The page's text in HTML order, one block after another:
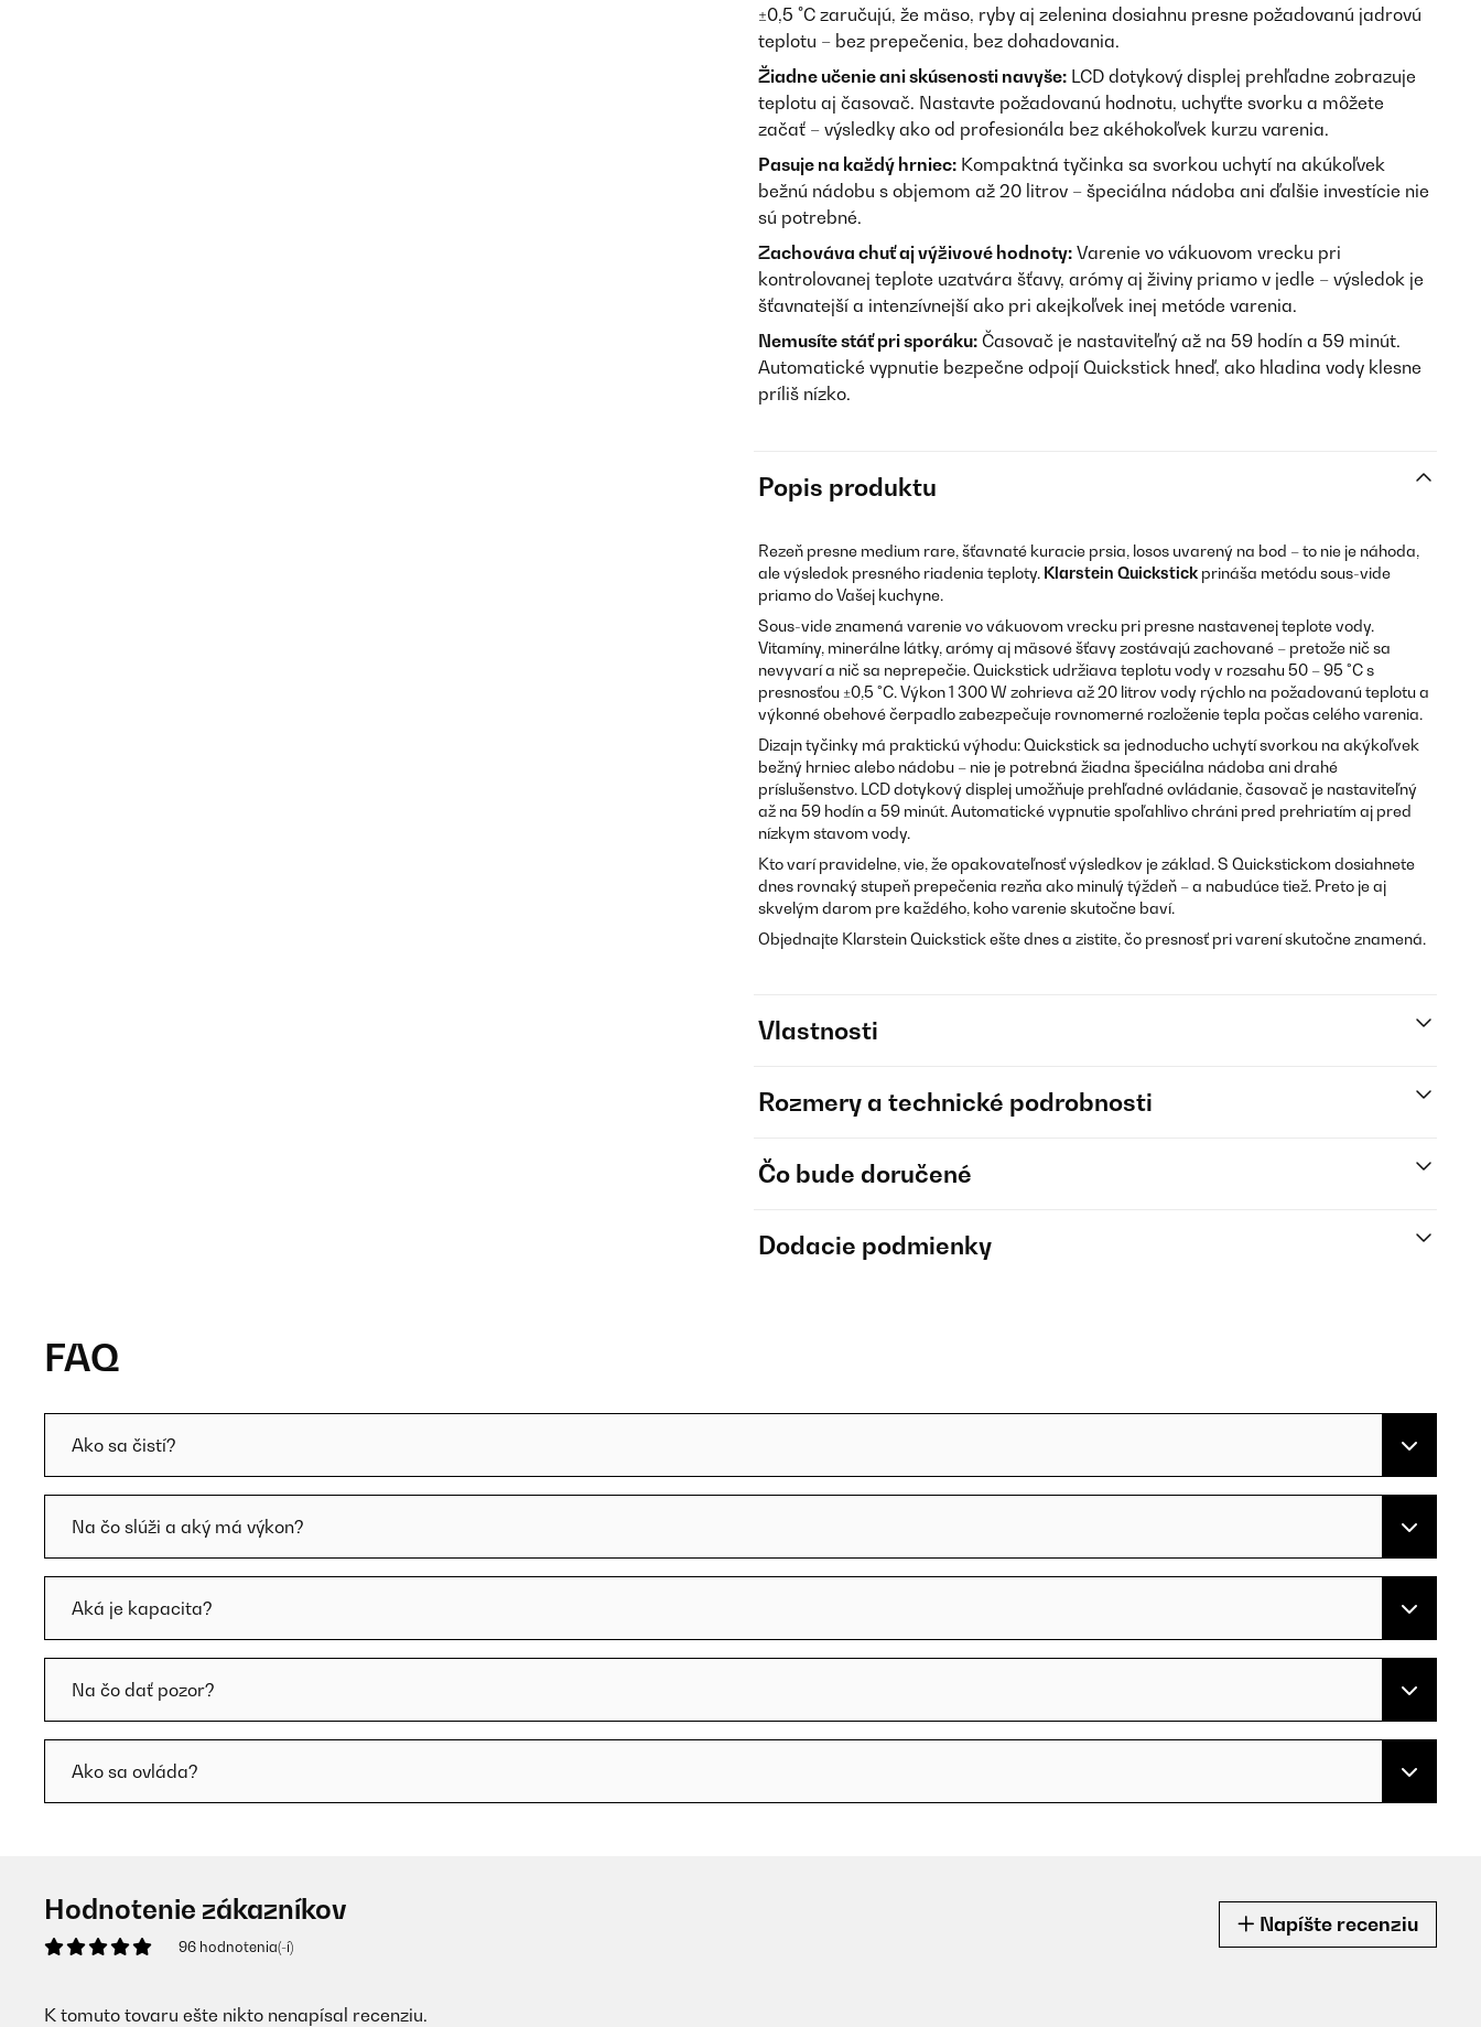
±0,5 °C zaručujú, že mäso, ryby aj zelenina dosiahnu presne požadovanú jadrovú
teplotu – bez prepečenia, bez dohadovania.
Žiadne učenie ani skúsenosti navyše: LCD dotykový displej prehľadne zobrazuje
teplotu aj časovač. Nastavte požadovanú hodnotu, uchyťte svorku a môžete
začať – výsledky ako od profesionála bez akéhokoľvek kurzu varenia.
Pasuje na každý hrniec: Kompaktná tyčinka sa svorkou uchytí na akúkoľvek
bežnú nádobu s objemom až 20 litrov – špeciálna nádoba ani ďalšie investície nie
sú potrebné.
Zachováva chuť aj výživové hodnoty: Varenie vo vákuovom vrecku pri
kontrolovanej teplote uzatvára šťavy, arómy aj živiny priamo v jedle – výsledok je
šťavnatejší a intenzívnejší ako pri akejkoľvek inej metóde varenia.
Nemusíte stáť pri sporáku: Časovač je nastaviteľný až na 59 hodín a 59 minút.
Automatické vypnutie bezpečne odpojí Quickstick hneď, ako hladina vody klesne
príliš nízko.
Popis produktu
Rezeň presne medium rare, šťavnaté kuracie prsia, losos uvarený na bod – to nie je náhoda,
ale výsledok presného riadenia teploty. Klarstein Quickstick prináša metódu sous-vide
priamo do Vašej kuchyne.
Sous-vide znamená varenie vo vákuovom vrecku pri presne nastavenej teplote vody.
Vitamíny, minerálne látky, arómy aj mäsové šťavy zostávajú zachované – pretože nič sa
nevyvarí a nič sa neprepečie. Quickstick udržiava teplotu vody v rozsahu 50 – 95 °C s
presnosťou ±0,5 °C. Výkon 1 300 W zohrieva až 20 litrov vody rýchlo na požadovanú teplotu a
výkonné obehové čerpadlo zabezpečuje rovnomerné rozloženie tepla počas celého varenia.
Dizajn tyčinky má praktickú výhodu: Quickstick sa jednoducho uchytí svorkou na akýkoľvek
bežný hrniec alebo nádobu – nie je potrebná žiadna špeciálna nádoba ani drahé
príslušenstvo. LCD dotykový displej umožňuje prehľadné ovládanie, časovač je nastaviteľný
až na 59 hodín a 59 minút. Automatické vypnutie spoľahlivo chráni pred prehriatím aj pred
nízkym stavom vody.
Kto varí pravidelne, vie, že opakovateľnosť výsledkov je základ. S Quickstickom dosiahnete
dnes rovnaký stupeň prepečenia rezňa ako minulý týždeň – a nabudúce tiež. Preto je aj
skvelým darom pre každého, koho varenie skutočne baví.
Objednajte Klarstein Quickstick ešte dnes a zistite, čo presnosť pri varení skutočne znamená.
Vlastnosti
Rozmery a technické podrobnosti
Čo bude doručené
Dodacie podmienky
FAQ
Ako sa čistí?
Na čo slúži a aký má výkon?
Aká je kapacita?
Na čo dať pozor?
Ako sa ovláda?
Hodnotenie zákazníkov
96 hodnotenia(-í)
Napíšte recenziu
K tomuto tovaru ešte nikto nenapísal recenziu.